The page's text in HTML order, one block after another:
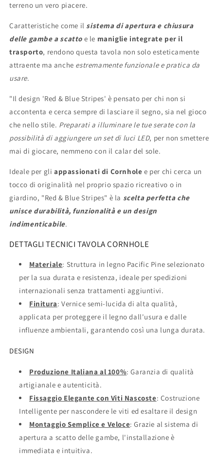
terreno un vero piacere.
Caratteristiche come il sistema di apertura e chiusura
delle gambe a scatto e le maniglie integrate per il
trasporto, rendono questa tavola non solo esteticamente
attraente ma anche estremamente funzionale e pratica da
usare.
"Il design 'Red & Blue Stripes' è pensato per chi non si
accontenta e cerca sempre di lasciare il segno, sia nel gioco
che nello stile. Preparati a illuminare le tue serate con la
possibilità di aggiungere un set di luci LED, per non smettere
mai di giocare, nemmeno con il calar del sole.
Ideale per gli appassionati di Cornhole e per chi cerca un
tocco di originalità nel proprio spazio ricreativo o in
giardino, "Red & Blue Stripes" è la scelta perfetta che
unisce durabilità, funzionalità e un design
indimenticabile.
DETTAGLI TECNICI TAVOLA CORNHOLE
Materiale: Struttura in legno Pacific Pine selezionato
per la sua durata e resistenza, ideale per spedizioni
internazionali senza trattamenti aggiuntivi.
Finitura: Vernice semi-lucida di alta qualità,
applicata per proteggere il legno dall'usura e dalle
influenze ambientali, garantendo così una lunga durata.
DESIGN
Produzione Italiana al 100%: Garanzia di qualità
artigianale e autenticità.
Fissaggio Elegante con Viti Nascoste: Costruzione
Intelligente per nascondere le viti ed esaltare il design
Montaggio Semplice e Veloce: Grazie al sistema di
apertura a scatto delle gambe, l'installazione è
immediata e intuitiva.